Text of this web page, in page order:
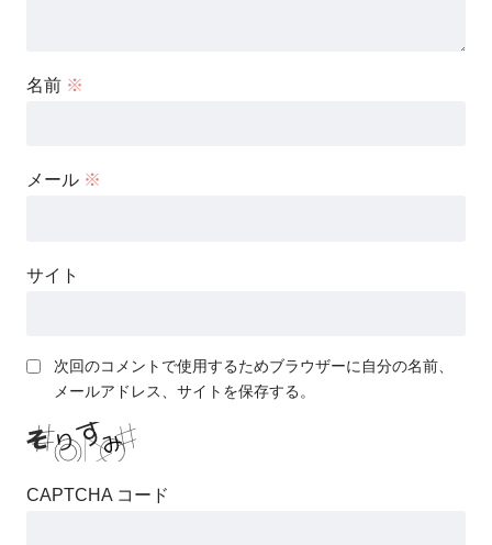
名前 ※
メール ※
サイト
次回のコメントで使用するためブラウザーに自分の名前、
メールアドレス、サイトを保存する。
CAPTCHA コード